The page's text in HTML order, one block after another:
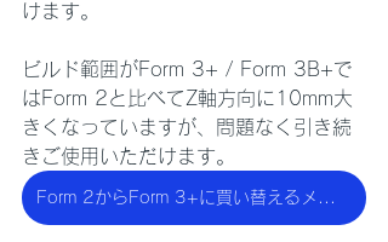
けます。
ビルド範囲がForm 3+ / Form 3B+で
はForm 2と比べてZ軸方向に10mm大
きくなっていますが、問題なく引き続
きご使用いただけます。
Form 2からForm 3+に買い替えるメリット23選！